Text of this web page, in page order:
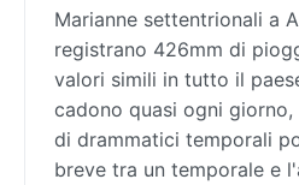
Marianne settentrionali a
registrano 426mm di
valori simili in tutto il
cadono quasi ogni
di drammatici temporali
breve tra un temporale e